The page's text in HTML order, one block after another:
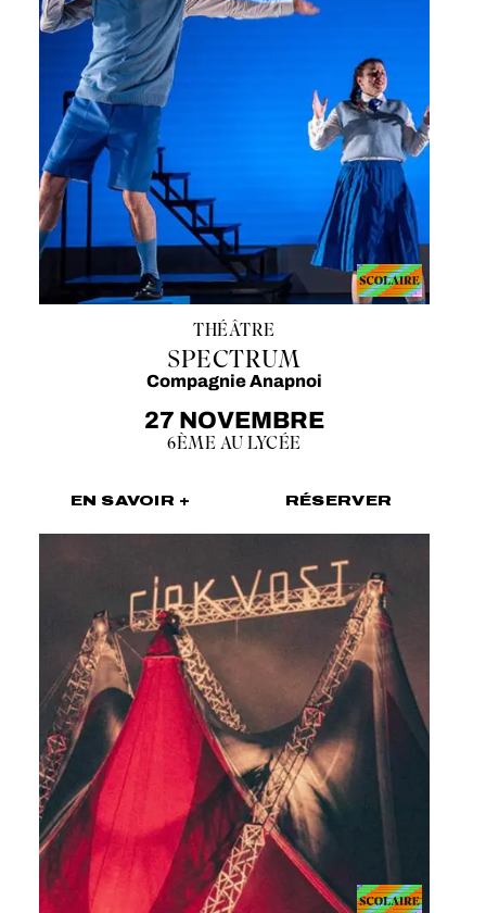
THÉÂTRE
SPECTRUM
Compagnie Anapnoi
27 NOVEMBRE
6ÈME AU LYCÉE
EN SAVOIR + RÉSERVER